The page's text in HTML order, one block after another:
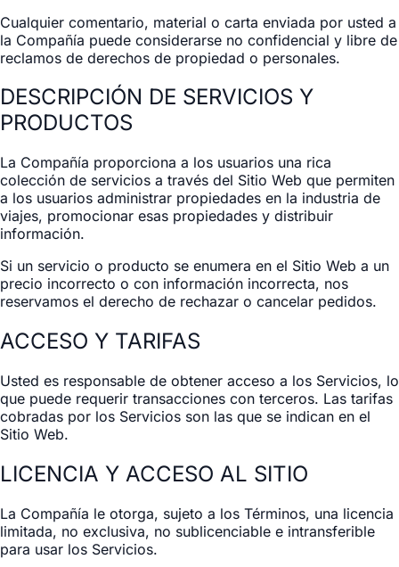
Cualquier comentario, material o carta enviada por usted a
la Compañía puede considerarse no confidencial y libre de
reclamos de derechos de propiedad o personales.
DESCRIPCIÓN DE SERVICIOS Y
PRODUCTOS
La Compañía proporciona a los usuarios una rica
colección de servicios a través del Sitio Web que permiten
a los usuarios administrar propiedades en la industria de
viajes, promocionar esas propiedades y distribuir
información.
Si un servicio o producto se enumera en el Sitio Web a un
precio incorrecto o con información incorrecta, nos
reservamos el derecho de rechazar o cancelar pedidos.
ACCESO Y TARIFAS
Usted es responsable de obtener acceso a los Servicios, lo
que puede requerir transacciones con terceros. Las tarifas
cobradas por los Servicios son las que se indican en el
Sitio Web.
LICENCIA Y ACCESO AL SITIO
La Compañía le otorga, sujeto a los Términos, una licencia
limitada, no exclusiva, no sublicenciable e intransferible
para usar los Servicios.